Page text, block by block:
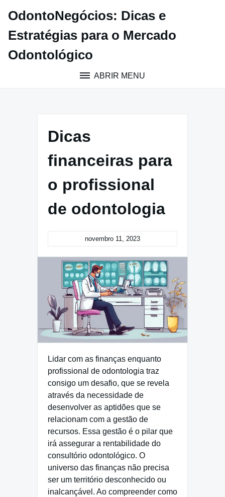
para
conteúdo
OdontoNegócios: Dicas e
Estratégias para o Mercado
Odontológico
ABRIR MENU
Dicas
financeiras para
o profissional
de odontologia
novembro 11, 2023
Lidar com as finanças enquanto
profissional de odontologia traz
consigo um desafio, que se revela
através da necessidade de
desenvolver as aptidões que se
relacionam com a gestão de
recursos. Essa gestão é o pilar que
irá assegurar a rentabilidade do
consultório odontológico. O
universo das finanças não precisa
ser um território desconhecido ou
inalcançável. Ao compreender como